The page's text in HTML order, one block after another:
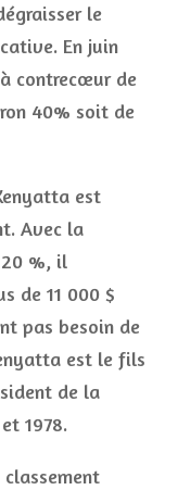
le
En juin
contrecœur de
40% soit de
est
Avec la
%, il
de 11 000 $
pas besoin de
est le fils
de la
1978.